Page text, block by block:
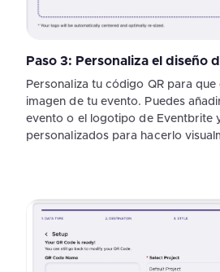
Paso 3: Personaliza el diseño
Personaliza tu código QR para
imagen de tu evento. Puedes
evento o el logotipo de Eventbrite
personalizados para hacerlo